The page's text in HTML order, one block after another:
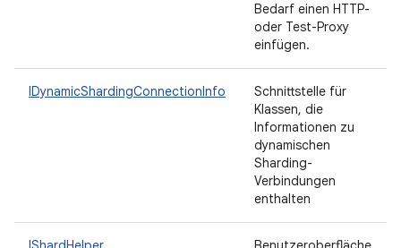
Bedarf einen HTTP-
oder Test-Proxy
einfügen.
IDynamicShardingConnectionInfo
Schnittstelle für
Klassen, die
Informationen zu
dynamischen
Sharding-
Verbindungen
enthalten